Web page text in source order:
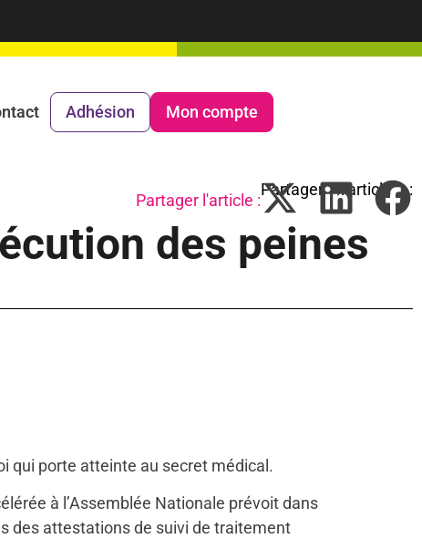
Adhésion Mon compte
Partager l'article :
des peines
qui porte atteinte au secret médical.
à l’Assemblée Nationale prévoit dans
des attestations de suivi de traitement